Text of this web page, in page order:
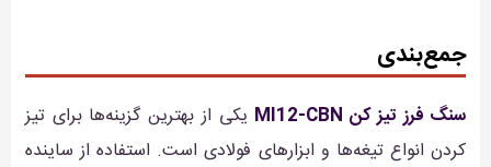
جمع‌بندی
سنگ فرز تیز کن MI12-CBN
یکی از بهترین گزینه‌ها برای تیز
کردن انواع تیغه‌ها و ابزارهای فولادی است. استفاده از ساینده